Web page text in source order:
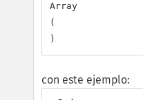
Array
(
con este ejemplo: